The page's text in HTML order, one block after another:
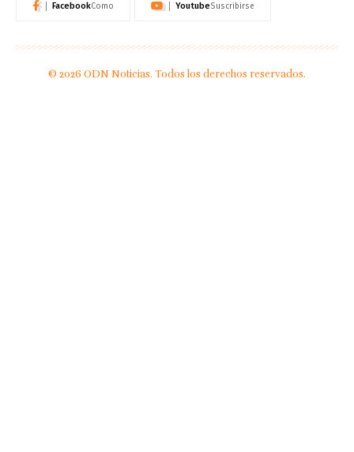
FacebookComo YoutubeSuscribirse
© 2026 ODN Noticias. Todos los derechos reservados.